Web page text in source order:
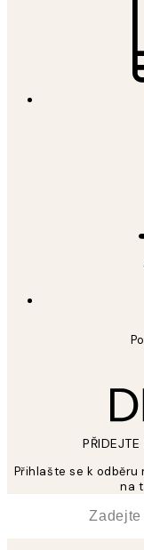
Přihlašte se k odběru
na